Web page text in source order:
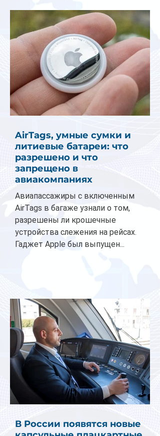
AirTags, умные сумки и
литиевые батареи: что
разрешено и что
запрещено в
авиакомпаниях
Авиапассажиры с включенным
AirTags в багаже узнали о том,
разрешены ли крошечные
устройства слежения на рейсах.
Гаджет Apple был выпущен...
В России появятся новые